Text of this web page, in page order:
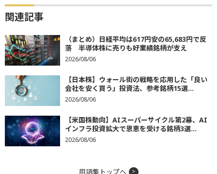
関連記事
（まとめ）日経平均は617円安の65,683円で反
落 半導体株に売りも好業績銘柄が支え
2026/08/06
【日本株】ウォール街の戦略を応用した「良い
会社を安く買う」投資法、参考銘柄15選...
2026/08/06
【米国株動向】AIスーパーサイクル第2幕、AI
インフラ投資拡大で恩恵を受ける銘柄3選...
2026/08/06
用語集トップへ